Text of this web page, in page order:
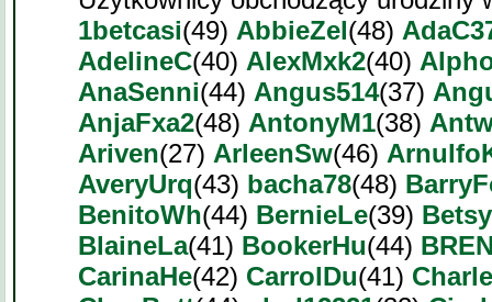
1betcasi(49) AbbieZel(48)
AdelineC(40) AlexMxk2(40)
AnaSenni(44) Angus514(37)
AnjaFxa2(48) AntonyM1(38)
Ariven(27) ArleenSw(46)
AveryUrq(43) bacha78(48)
BenitoWh(44) BernieLe(39)
BlaineLa(41) BookerHu(44)
CarinaHe(42) CarrolDu(41)